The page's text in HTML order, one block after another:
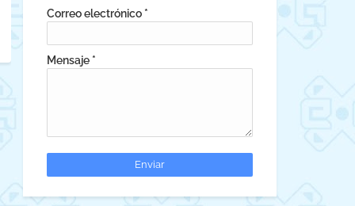
Correo electrónico *
Mensaje *